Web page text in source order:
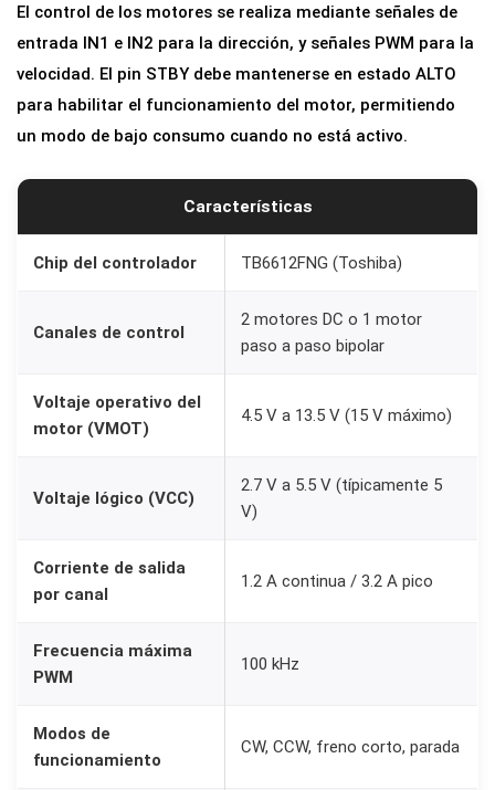
2
F
N
G
P
n
t
r
C
P
a
o
P
a
El control de los motores se realiza mediante señales de
entrada IN1 e IN2 para la dirección, y señales PWM para la
velocidad. El pin STBY debe mantenerse en estado ALTO
para habilitar el funcionamiento del motor, permitiendo
un modo de bajo consumo cuando no está activo.
Características
Chip del controlador TB6612FNG (Toshiba)
Canales de control
2 motores DC o 1 motor
paso a paso bipolar
Voltaje operativo del
motor (VMOT)
4.5 V a 13.5 V (15 V máximo)
Voltaje lógico (VCC)
2.7 V a 5.5 V (típicamente 5
V)
Corriente de salida
por canal
1.2 A continua / 3.2 A pico
Frecuencia máxima
PWM
100 kHz
Modos de
funcionamiento
CW, CCW, freno corto, parada